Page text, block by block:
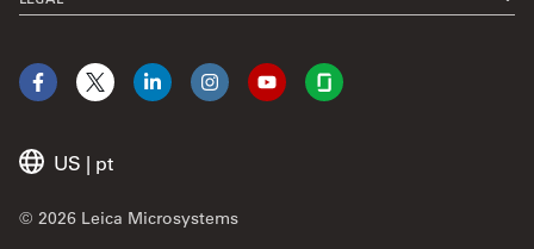
US | pt
© 2026 Leica Microsystems
Facebook
X LinkedInInstagramYouTubeGlassdoor